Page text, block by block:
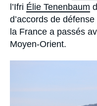
l’Ifri Élie Tenenbaum
d’accords de
la France a passés
Moyen-Orient.